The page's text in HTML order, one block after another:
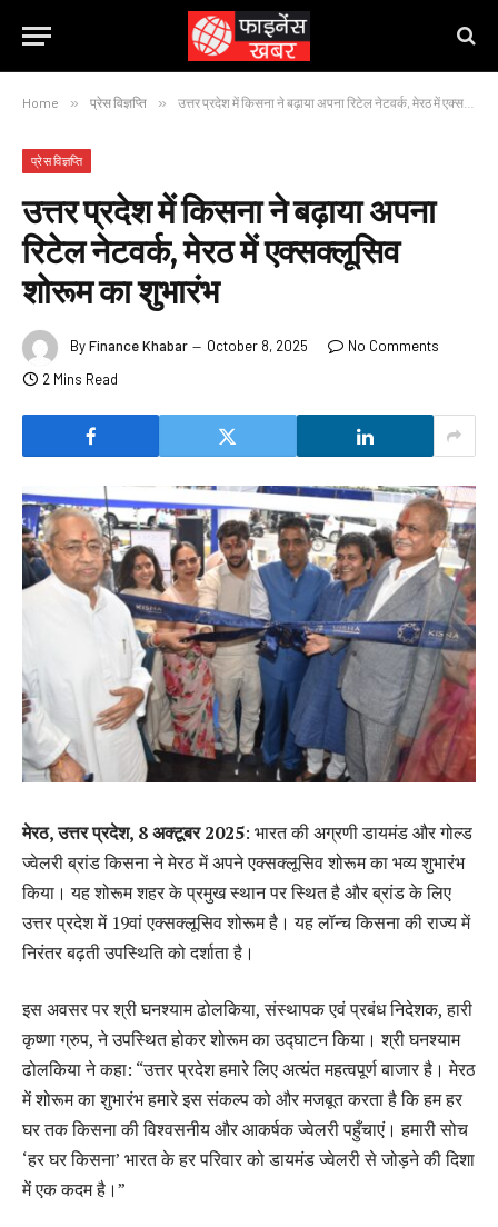
Home » प्रेस विज्ञप्ति » उत्तर प्रदेश में किसना ने बढ़ाया अपना रिटेल नेटवर्क, मेरठ में एक्सक्लूसिव शोरूम का शुभारंभ
प्रेस विज्ञप्ति
उत्तर प्रदेश में किसना ने बढ़ाया अपना
रिटेल नेटवर्क, मेरठ में एक्सक्लूसिव
शोरूम का शुभारंभ
ByFinance Khabar October 8, 2025
No Comments
2 Mins Read
मेरठ, उत्तर प्रदेश, 8 अक्टूबर 2025: भारत की अग्रणी डायमंड और गोल्ड
ज्वेलरी ब्रांड किसना ने मेरठ में अपने एक्सक्लूसिव शोरूम का भव्य शुभारंभ
किया। यह शोरूम शहर के प्रमुख स्थान पर स्थित है और ब्रांड के लिए
उत्तर प्रदेश में 19वां एक्सक्लूसिव शोरूम है। यह लॉन्च किसना की राज्य में
निरंतर बढ़ती उपस्थिति को दर्शाता है।
इस अवसर पर श्री घनश्याम ढोलकिया, संस्थापक एवं प्रबंध निदेशक, हारी
कृष्णा ग्रुप, ने उपस्थित होकर शोरूम का उद्घाटन किया। श्री घनश्याम
ढोलकिया ने कहा: “उत्तर प्रदेश हमारे लिए अत्यंत महत्वपूर्ण बाजार है। मेरठ
में शोरूम का शुभारंभ हमारे इस संकल्प को और मजबूत करता है कि हम हर
घर तक किसना की विश्वसनीय और आकर्षक ज्वेलरी पहुँचाएं। हमारी सोच
‘हर घर किसना’ भारत के हर परिवार को डायमंड ज्वेलरी से जोड़ने की दिशा
में एक कदम है।”